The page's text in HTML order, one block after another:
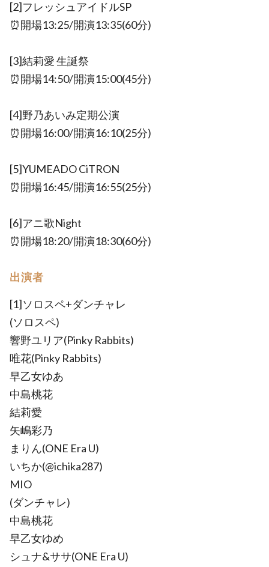
[2]フレッシュアイドルSP
⏰開場13:25/開演13:35(60分)
[3]結莉愛 生誕祭
⏰開場14:50/開演15:00(45分)
[4]野乃あいみ定期公演
⏰開場16:00/開演16:10(25分)
[5]YUMEADO CiTRON
⏰開場16:45/開演16:55(25分)
[6]アニ歌Night
⏰開場18:20/開演18:30(60分)
出演者
[1]ソロスペ+ダンチャレ
(ソロスペ)
響野ユリア(Pinky Rabbits)
唯花(Pinky Rabbits)
早乙女ゆあ
中島桃花
結莉愛
矢嶋彩乃
まりん(ONE Era U)
いちか(@ichika287)
MIO
(ダンチャレ)
中島桃花
早乙女ゆめ
シュナ&ササ(ONE Era U)